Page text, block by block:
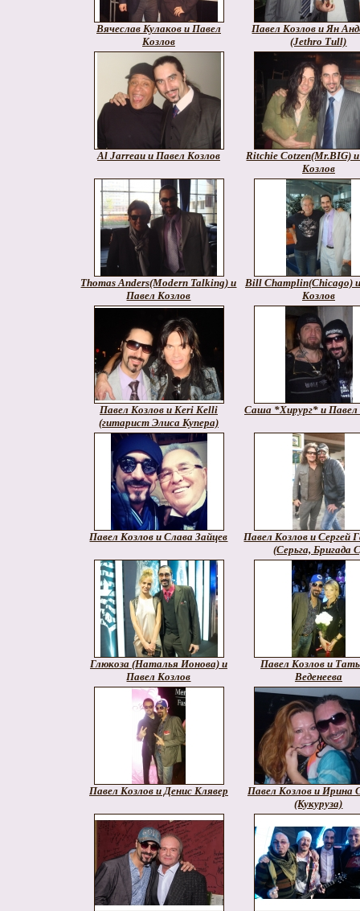
Вячеслав Кулаков и Павел
Козлов
Павел Козлов и Ян
(Jethro Tull)
Al Jarreau и Павел Козлов
Ritchie Cotzen(Mr.BIG)
Козлов
Thomas Anders(Modern Talking) и
Павел Козлов
Bill Champlin(Chicago)
Козлов
Павел Козлов и Keri Kelli
(гитарист Элиса Купера)
Саша *Хирург* и Павел
Павел Козлов и Слава Зайцев
Павел Козлов и Сергей
(Серьга, Бригада
Глюкоза (Наталья Ионова) и
Павел Козлов
Павел Козлов и
Веденеева
Павел Козлов и Денис Клявер
Павел Козлов и Ирина
(Кукуруза)